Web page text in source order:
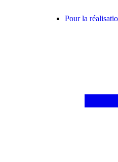
Pour la